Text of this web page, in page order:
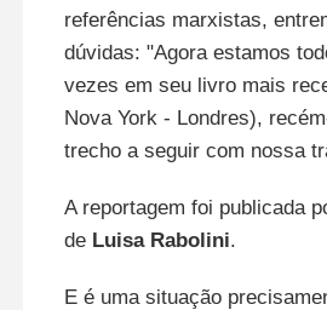
referências marxistas,
dúvidas: "Agora estamos
vezes em seu livro mais
Nova York - Londres),
trecho a seguir com nossa
A reportagem foi publicada
de Luisa Rabolini.
E é uma situação